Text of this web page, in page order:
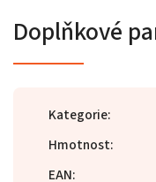
Doplňkové
Kategorie:
Hmotnost:
EAN: